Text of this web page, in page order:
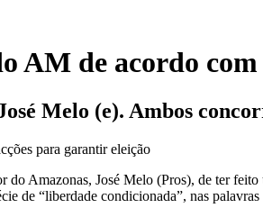
AM de acordo
Melo (e). Ambos
Amazonas, José Melo (Pros), de ter
de “liberdade condicionada”, nas